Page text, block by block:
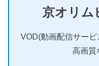
京オリム
VOD(動画配信サー
高画質